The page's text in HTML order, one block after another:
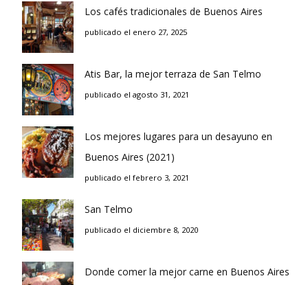
Los cafés tradicionales de Buenos Aires
publicado el enero 27, 2025
Atis Bar, la mejor terraza de San Telmo
publicado el agosto 31, 2021
Los mejores lugares para un desayuno en
Buenos Aires (2021)
publicado el febrero 3, 2021
San Telmo
publicado el diciembre 8, 2020
Donde comer la mejor carne en Buenos Aires